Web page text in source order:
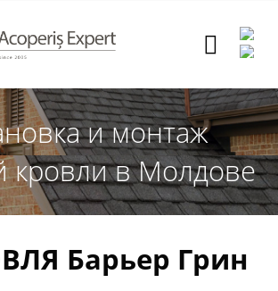
и монтаж
кровли в Молдове
Барьер Грин